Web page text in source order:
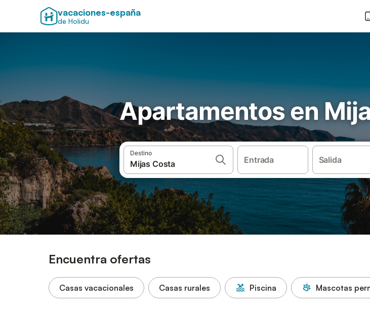
vacaciones-españa
de Holidu
Apartamentos en
Destino
Entrada Salida
Encuentra ofertas
Casas vacacionales Casas rurales Piscina Mascotas